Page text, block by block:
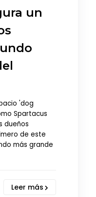
un
'dog
Spartacus
dueños
de este
más grande
Leer más